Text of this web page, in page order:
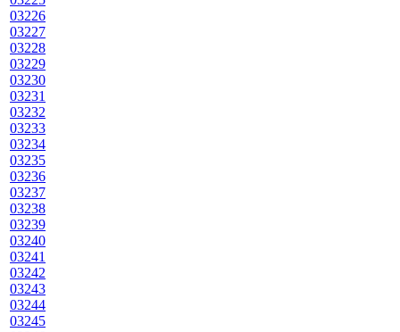
03226
03227
03228
03229
03230
03231
03232
03233
03234
03235
03236
03237
03238
03239
03240
03241
03242
03243
03244
03245